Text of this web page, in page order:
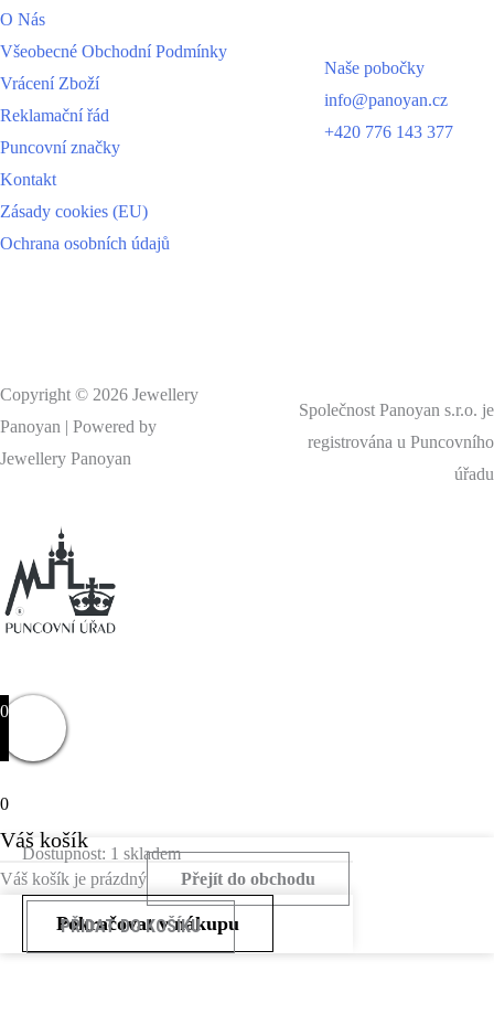
O Nás
Všeobecné Obchodní Podmínky
Vrácení Zboží
Reklamační řád
Puncovní značky
Kontakt
Zásady cookies (EU)
Ochrana osobních údajů
Naše pobočky
info@panoyan.cz
+420 776 143 377
Copyright © 2026 Jewellery
Panoyan | Powered by
Jewellery Panoyan
Společnost Panoyan s.r.o. je
registrována u Puncovního
úřadu
0
0
Váš košík
Váš košík je prázdný Přejít do obchodu
Pokračovat v nákupu
Dostupnost: 1 skladem
Bílý
PŘIDAT DO KOŠÍKU